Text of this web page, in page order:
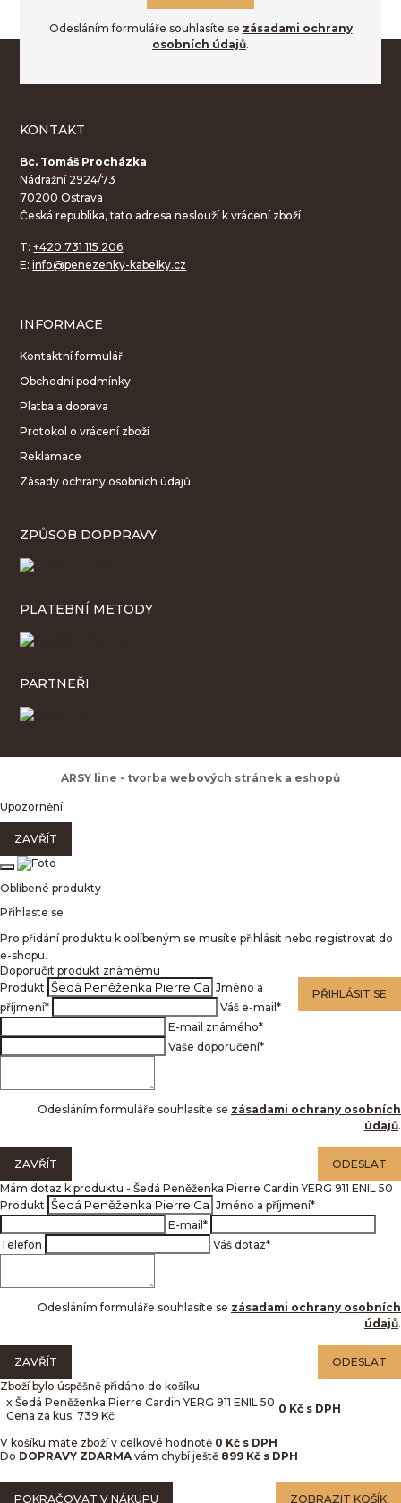
Odesláním formuláře souhlasíte se zásadami ochrany
osobních údajů.
KONTAKT
Bc. Tomáš Procházka
Nádražní 2924/73
70200 Ostrava
Česká republika, tato adresa neslouží k vrácení zboží
T:+420 731 115 206
E:info@penezenky-kabelky.cz
INFORMACE
Kontaktní formulář
Obchodní podmínky
Platba a doprava
Protokol o vrácení zboží
Reklamace
Zásady ochrany osobních údajů
ZPŮSOB DOPPRAVY
PLATEBNÍ METODY
PARTNEŘI
ARSY line - tvorba webových stránek a eshopů
Upozornění
ZAVŘÍT
Oblíbené produkty
Přihlaste se
Pro přidání produktu k oblíbeným se musíte přihlásit nebo registrovat do
e-shopu.
PŘIHLÁSIT SE
Doporučit produkt známému
Produkt
Jméno a
příjmení* Váš e-mail *
E-mail známého*
Vaše doporučení*
Odesláním formuláře souhlasíte se zásadami ochrany osobních
údajů.
ZAVŘÍT
ODESLAT
Mám dotaz k produktu - Šedá Peněženka Pierre Cardin YERG 911 ENIL 50
Produkt
Jméno a příjmení*
E-mail *
Telefon
Váš dotaz*
Odesláním formuláře souhlasíte se zásadami ochrany osobních
údajů.
ZAVŘÍT
ODESLAT
Zboží bylo úspěšně přidáno do košíku
x Šedá Peněženka Pierre Cardin YERG 911 ENIL 50
Cena za kus: 739 Kč
0 Kč s DPH
V košíku máte zboží v celkové hodnotě 0 Kč s DPH
Do DOPRAVY ZDARMAvám chybí ještě 899 Kč s DPH
POKRAČOVAT V NÁKUPU ZOBRAZIT KOŠÍK